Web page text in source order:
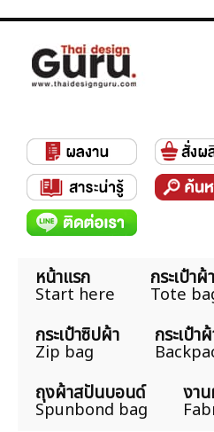
หน้าแรก
Start here
กระเป๋า
Tote
กระเป๋าซิปผ้า
Zip bag
กระเป๋า
ถุงผ้าสปันบอนด์
Spunbond bag
งา